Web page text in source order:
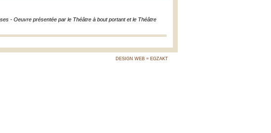
- Oeuvre présentée par le Théâtre à bout portant et le Théâtre
DESIGN WEB = EGZAKT